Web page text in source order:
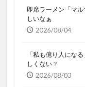
即席ラーメン「マ
しいなぁ
2026/08/04
「私も億り人にな
しくない？
2026/08/03